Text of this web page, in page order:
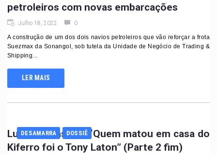
petroleiros com novas embarcações
Julho 18, 2022 0
A construção de um dos dois navios petroleiros que vão reforçar a frota
Suezmax da Sonangol, sob tutela da Unidade de Negócio de Trading &
Shipping...
LER MAIS
DESAMARRA DOSSIÊ
Luís dos Passos. “Quem matou em casa do
Kiferro foi o Tony Laton” (Parte 2 fim)